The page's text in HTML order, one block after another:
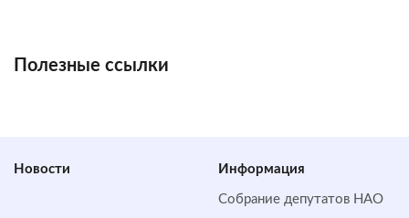
Полезные ссылки
Новости Информация
Собрание депутатов НАО